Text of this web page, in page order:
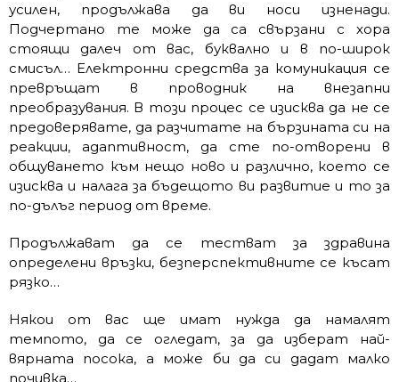
усилен, продължава да ви носи изненади.
Подчертано те може да са свързани с хора
стоящи далеч от вас, буквално и в по-широк
смисъл… Електронни средства за комуникация се
превръщат в проводник на внезапни
преобразувания. В този процес се изисква да не се
предоверявате, да разчитате на бързината си на
реакции, адаптивност, да сте по-отворени в
общуването към нещо ново и различно, което се
изисква и налага за бъдещото ви развитие и то за
по-дълъг период от време.
Продължават да се тестват за здравина
определени връзки, безперспективните се късат
рязко…
Някои от вас ще имат нужда да намалят
темпото, да се огледат, за да изберат най-
вярната посока, а може би да си дадат малко
почивка…